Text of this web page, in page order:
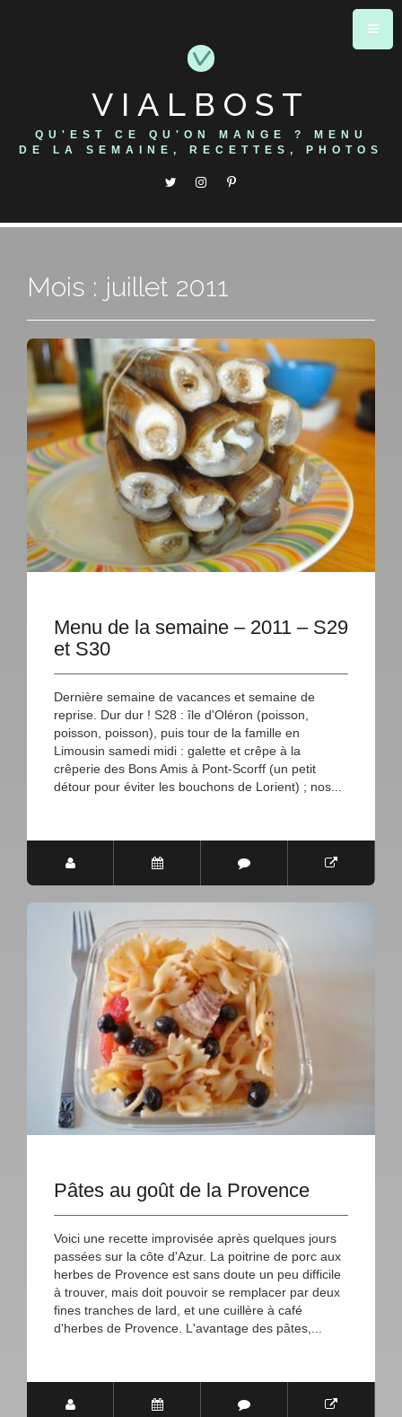
VIALBOST
QU'EST CE QU'ON MANGE ? MENU
DE LA SEMAINE, RECETTES, PHOTOS
Mois : juillet 2011
Menu de la semaine – 2011 – S29
et S30
Dernière semaine de vacances et semaine de
reprise. Dur dur ! S28 : île d'Oléron (poisson,
poisson, poisson), puis tour de la famille en
Limousin samedi midi : galette et crêpe à la
crêperie des Bons Amis à Pont-Scorff (un petit
détour pour éviter les bouchons de Lorient) ; nos...
Pâtes au goût de la Provence
Voici une recette improvisée après quelques jours
passées sur la côte d'Azur. La poitrine de porc aux
herbes de Provence est sans doute un peu difficile
à trouver, mais doit pouvoir se remplacer par deux
fines tranches de lard, et une cuillère à café
d'herbes de Provence. L'avantage des pâtes,...